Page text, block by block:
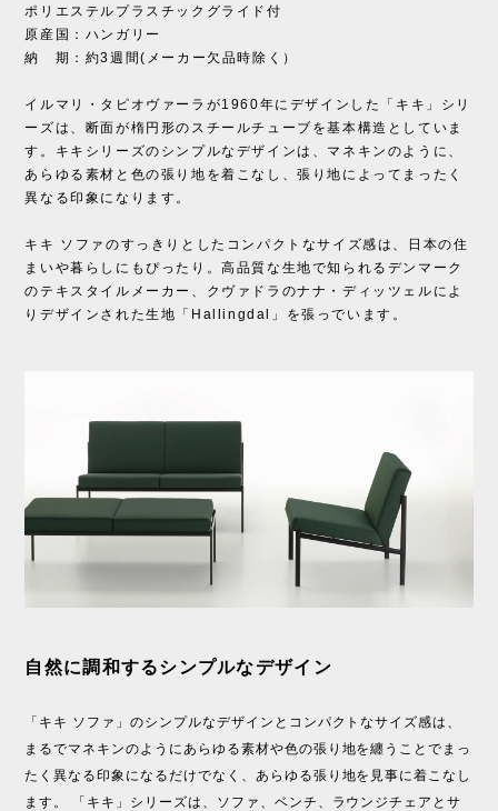
ポリエステルプラスチックグライド付
原産国：ハンガリー
納 期：約3週間(メーカー欠品時除く）
イルマリ・タピオヴァーラが1960年にデザインした「キキ」シリ
ーズは、断面が楕円形のスチールチューブを基本構造としていま
す。キキシリーズのシンプルなデザインは、マネキンのように、
あらゆる素材と色の張り地を着こなし、張り地によってまったく
異なる印象になります。
キキ ソファのすっきりとしたコンパクトなサイズ感は、日本の住
まいや暮らしにもぴったり。高品質な生地で知られるデンマーク
のテキスタイルメーカー、クヴァドラのナナ・ディッツェルによ
りデザインされた生地「Hallingdal」を張っでいます。
自然に調和するシンプルなデザイン
「キキ ソファ」のシンプルなデザインとコンパクトなサイズ感は、
まるでマネキンのようにあらゆる素材や色の張り地を纏うことでまっ
たく異なる印象になるだけでなく、あらゆる張り地を見事に着こなし
ます。 「キキ」シリーズは、ソファ、ベンチ、ラウンジチェアとサ